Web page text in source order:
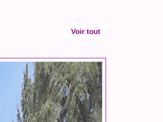
Voir tout